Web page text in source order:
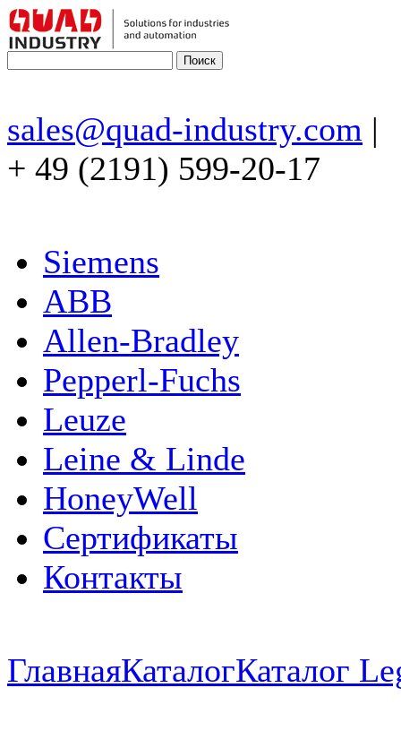
sales@quad-industry.com |
+ 49 (2191) 599-20-17
Siemens
ABB
Allen-Bradley
Pepperl-Fuchs
Leuze
Leine & Linde
HoneyWell
Сертификаты
Контакты
ГлавнаяКаталогКаталог